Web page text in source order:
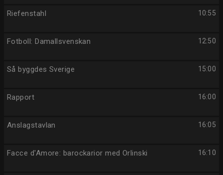
10:55
Riefenstahl
12:50
Fotboll: Damallsvenskan
15:00
Så byggdes Sverige
16:00
Rapport
16:05
Anslagstavlan
16:10
Facce d'Amore: barockarior med Orlinski